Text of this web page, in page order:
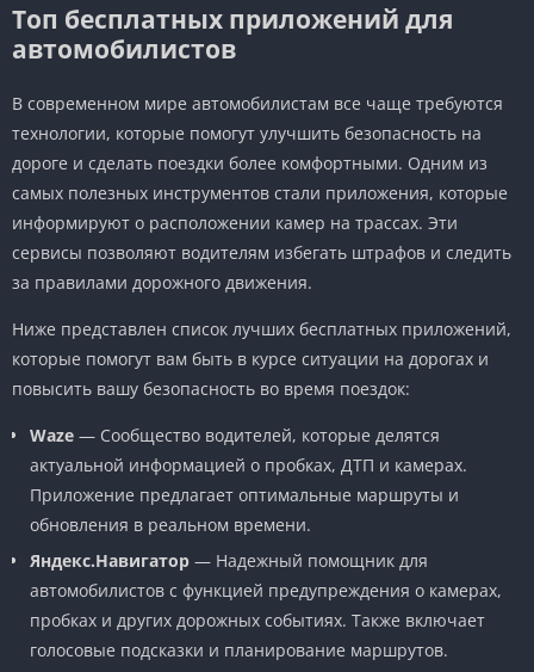
Топ бесплатных приложений для
автомобилистов
В современном мире автомобилистам все чаще требуются
технологии, которые помогут улучшить безопасность на
дороге и сделать поездки более комфортными. Одним из
самых полезных инструментов стали приложения, которые
информируют о расположении камер на трассах. Эти
сервисы позволяют водителям избегать штрафов и следить
за правилами дорожного движения.
Ниже представлен список лучших бесплатных приложений,
которые помогут вам быть в курсе ситуации на дорогах и
повысить вашу безопасность во время поездок:
Waze — Сообщество водителей, которые делятся
актуальной информацией о пробках, ДТП и камерах.
Приложение предлагает оптимальные маршруты и
обновления в реальном времени.
Яндекс.Навигатор — Надежный помощник для
автомобилистов с функцией предупреждения о камерах,
пробках и других дорожных событиях. Также включает
голосовые подсказки и планирование маршрутов.